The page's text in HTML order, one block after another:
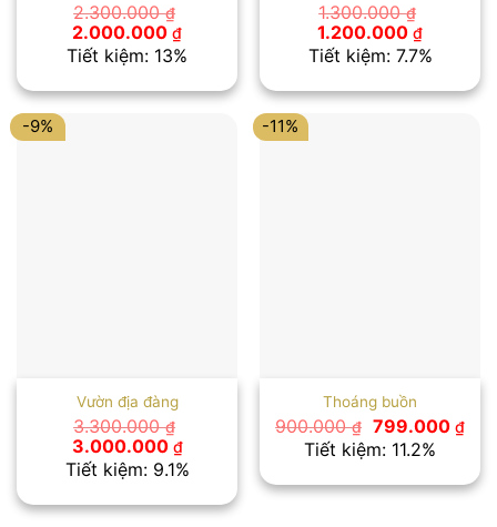
2.300.000₫
Giá
gốc
là:
2.000.000 ₫Giá
hiện
tại
2.000.000 ₫.
Tiết kiệm: 13%
1.300.000₫
Giá
gốc
là:
1.200.000 ₫Giá
hiện
tại
Tiết kiệm: 7.7%
-9%
Vườn địa đàng
3.300.000₫
Giá
gốc
là:
3.000.000 ₫Giá
hiện
tại
3.000.000 ₫.
Tiết kiệm: 9.1%
-11%
Thoáng buồn
900.000₫ Giá
gốc
là:
799.000 ₫Giá
hiện
là:
Tiết kiệm: 11.2%